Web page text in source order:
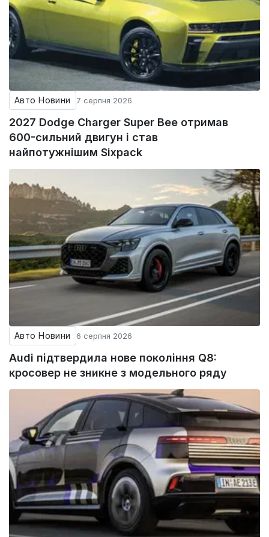
Авто Новини 7 серпня 2026
2027 Dodge Charger Super Bee отримав
600-сильний двигун і став
найпотужнішим Sixpack
Авто Новини 6 серпня 2026
Audi підтвердила нове покоління Q8:
кросовер не зникне з модельного ряду